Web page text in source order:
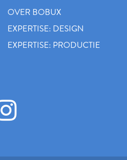
OVER BOBUX
EXPERTISE: DESIGN
EXPERTISE: PRODUCTIE